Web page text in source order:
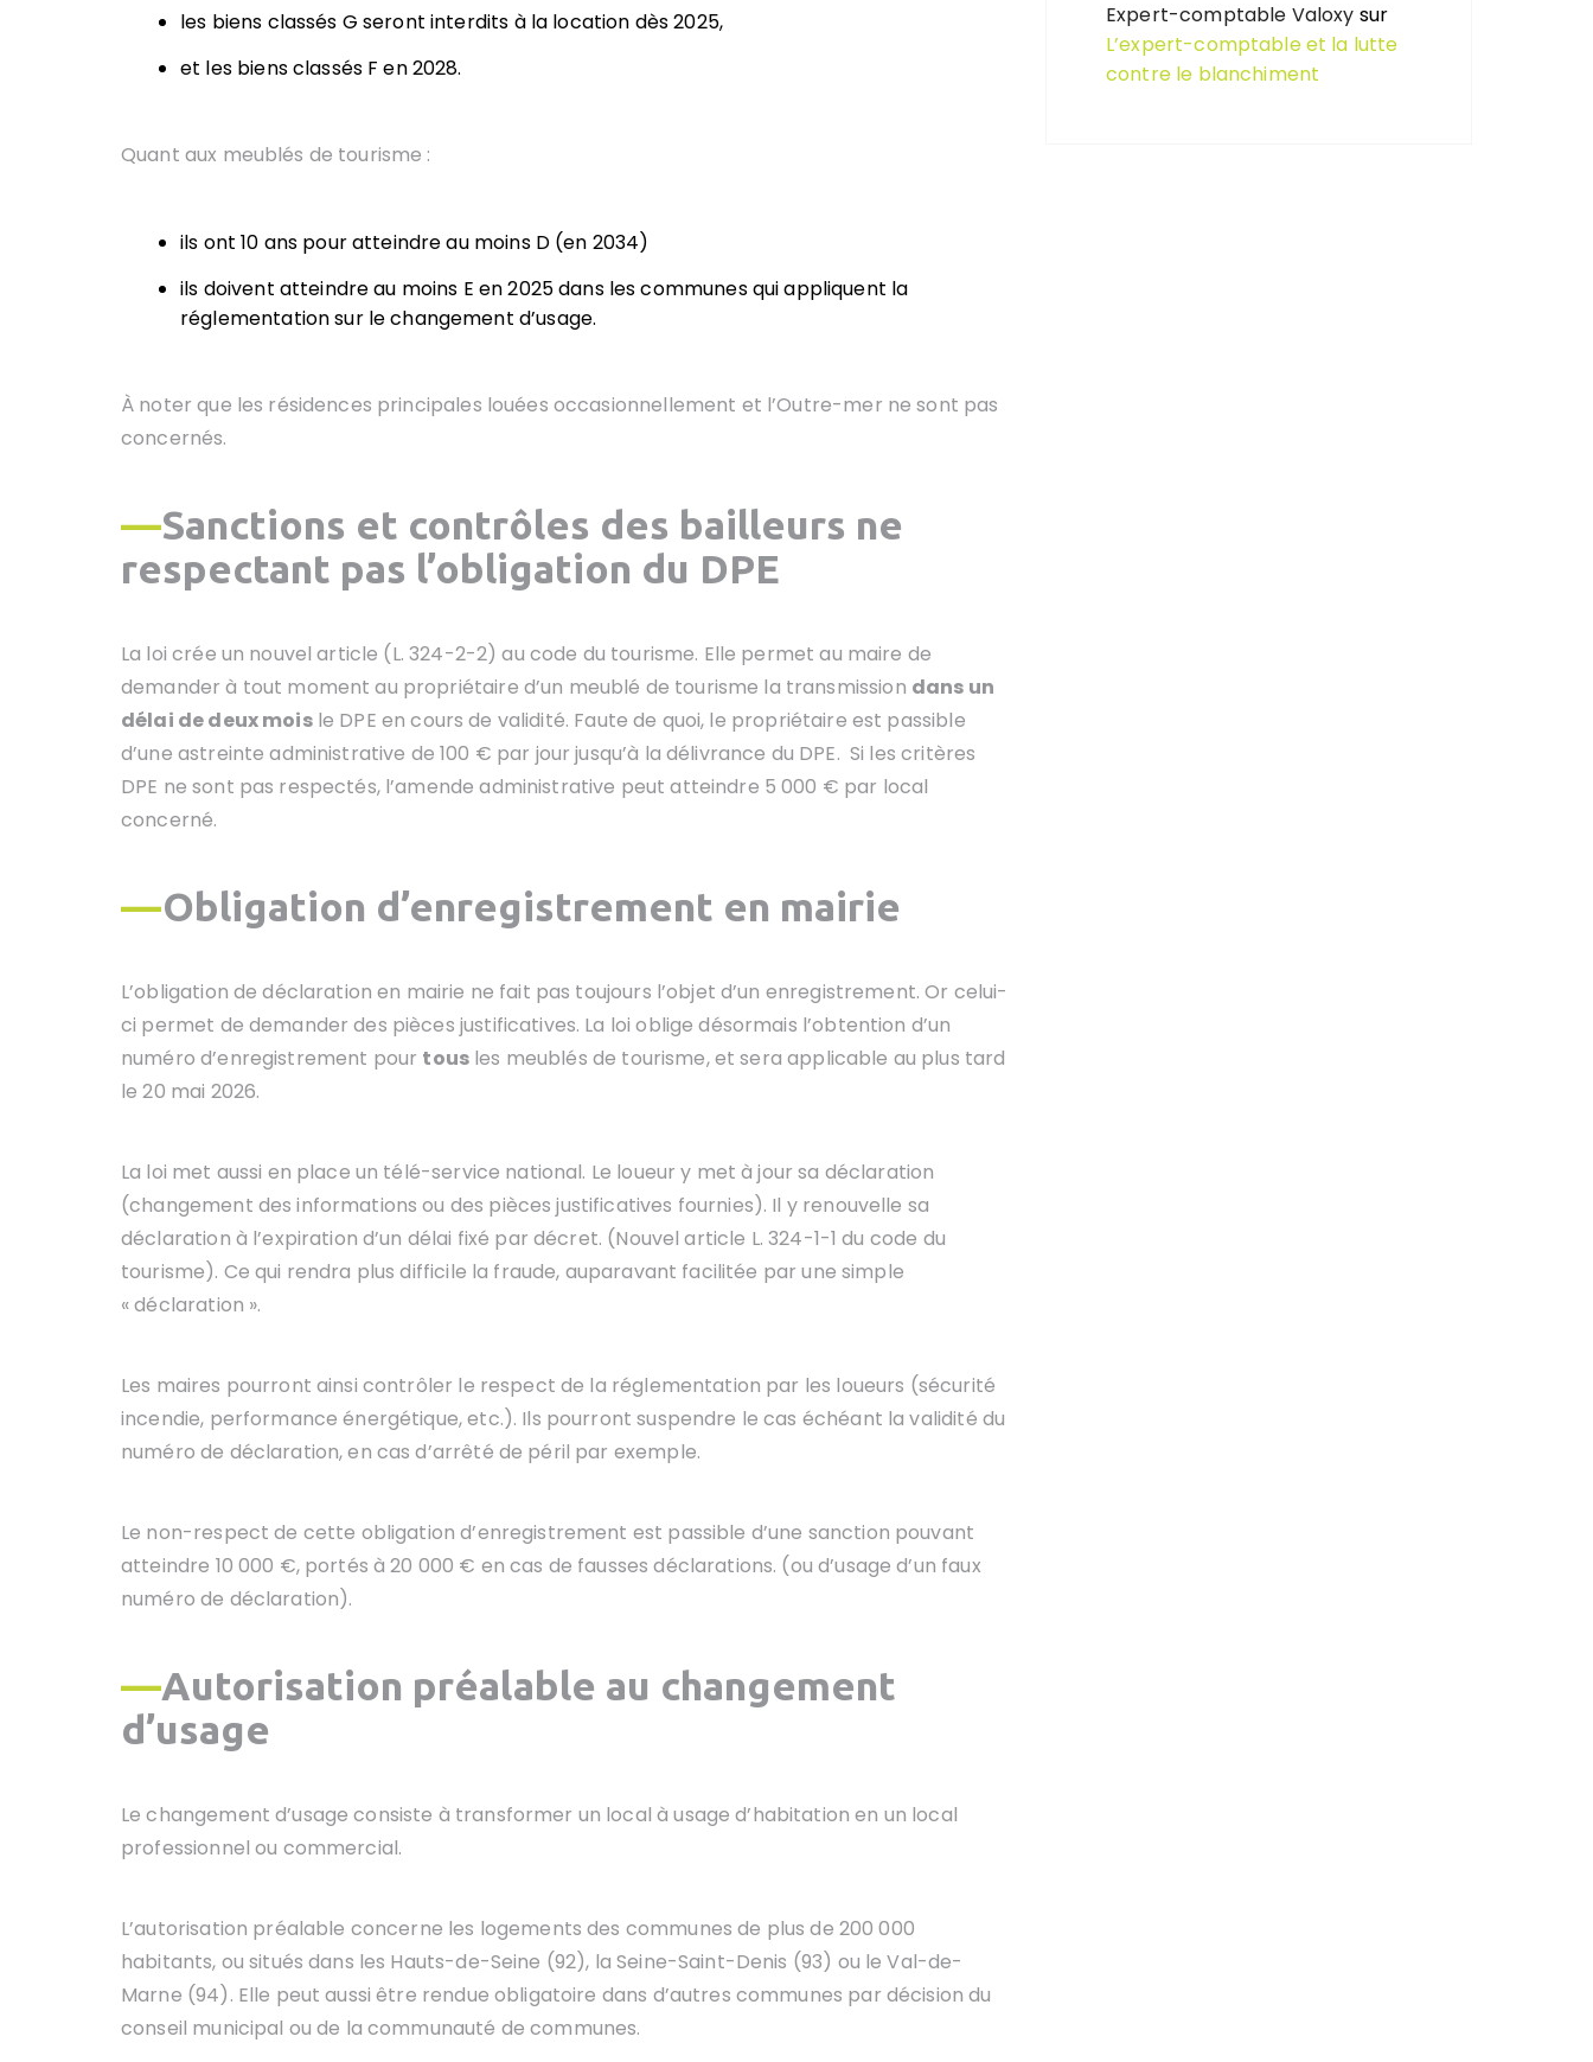
les biens classés G seront interdits à la location dès 2025,
et les biens classés F en 2028.
Quant aux meublés de tourisme :
ils ont 10 ans pour atteindre au moins D (en 2034)
ils doivent atteindre au moins E en 2025 dans les communes qui appliquent la
réglementation sur le changement d’usage.
À noter que les résidences principales louées occasionnellement et l’Outre-mer ne sont pas
concernés.
—Sanctions et contrôles des bailleurs ne
respectant pas l’obligation du DPE
La loi crée un nouvel article (L. 324-2-2) au code du tourisme. Elle permet au maire de
demander à tout moment au propriétaire d’un meublé de tourisme la transmission dans un
délai de deux moisle DPE en cours de validité. Faute de quoi, le propriétaire est passible
d’une astreinte administrative de 100 € par jour jusqu’à la délivrance du DPE. Si les critères
DPE ne sont pas respectés, l’amende administrative peut atteindre 5 000 € par local
concerné.
—Obligation d’enregistrement en mairie
L’obligation de déclaration en mairie ne fait pas toujours l’objet d’un enregistrement. Or celui-
ci permet de demander des pièces justificatives. La loi oblige désormais l’obtention d’un
numéro d’enregistrement pour tousles meublés de tourisme, et sera applicable au plus tard
le 20 mai 2026.
La loi met aussi en place un télé-service national. Le loueur y met à jour sa déclaration
(changement des informations ou des pièces justificatives fournies). Il y renouvelle sa
déclaration à l’expiration d’un délai fixé par décret. (Nouvel article L. 324-1-1 du code du
tourisme). Ce qui rendra plus difficile la fraude, auparavant facilitée par une simple
« déclaration ».
Les maires pourront ainsi contrôler le respect de la réglementation par les loueurs (sécurité
incendie, performance énergétique, etc.). Ils pourront suspendre le cas échéant la validité du
numéro de déclaration, en cas d’arrêté de péril par exemple.
Le non-respect de cette obligation d’enregistrement est passible d’une sanction pouvant
atteindre 10 000 €, portés à 20 000 € en cas de fausses déclarations. (ou d’usage d’un faux
numéro de déclaration).
—Autorisation préalable au changement
d’usage
Le changement d’usage consiste à transformer un local à usage d’habitation en un local
professionnel ou commercial.
L’autorisation préalable concerne les logements des communes de plus de 200 000
habitants, ou situés dans les Hauts-de-Seine (92), la Seine-Saint-Denis (93) ou le Val-de-
Marne (94). Elle peut aussi être rendue obligatoire dans d’autres communes par décision du
conseil municipal ou de la communauté de communes.
Expert-comptable Valoxy sur
L’expert-comptable et la lutte
contre le blanchiment